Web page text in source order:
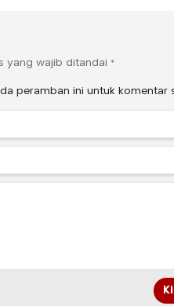
yang wajib ditandai *
peramban ini untuk komentar